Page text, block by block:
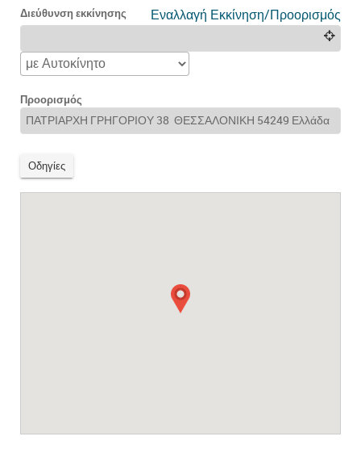
Εναλλαγή Εκκίνηση/Προορισμός
Διεύθυνση εκκίνησης
Προορισμός
Οδηγίες